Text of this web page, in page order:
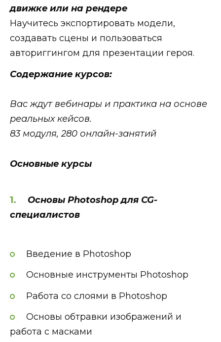
движке или на рендере
Научитесь экспортировать модели,
создавать сцены и пользоваться
авториггингом для презентации героя.
Содержание курсов:
Вас ждут вебинары и практика на основе
реальных кейсов.
83 модуля, 280 онлайн-занятий
Основные курсы
Основы Photoshop для CG-
специалистов
Введение в Photoshop
Основные инструменты Photoshop
Работа со слоями в Photoshop
Основы обтравки изображений и
работа с масками